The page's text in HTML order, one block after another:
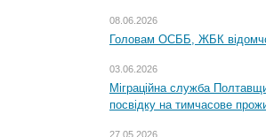
08.06.2026
Головам ОСББ, ЖБК
03.06.2026
Міграційна служба
посвідку на тимчасове
27.05.2026